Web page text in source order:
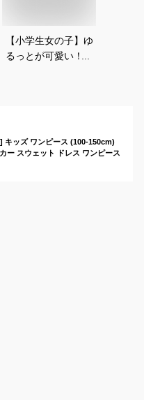
【小学生女の子】ゆ
るっとが可愛い！シ
キッズ ワンピース (100-150cm)
ー スウェット ドレス ワンピース